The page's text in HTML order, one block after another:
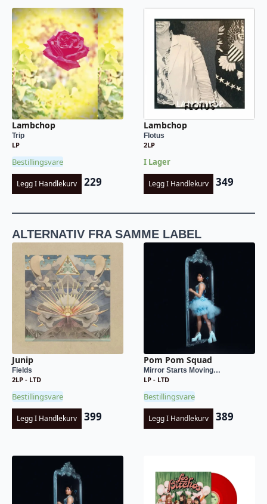
Lambchop
Trip
LP
Bestillingsvare
Legg I Handlekurv 229
Lambchop
Flotus
2LP
I Lager
Legg I Handlekurv 349
ALTERNATIV FRA SAMME LABEL
Junip
Fields
2LP - LTD
Bestillingsvare
Legg I Handlekurv 399
Pom Pom Squad
Mirror Starts Moving…
LP - LTD
Bestillingsvare
Legg I Handlekurv 389